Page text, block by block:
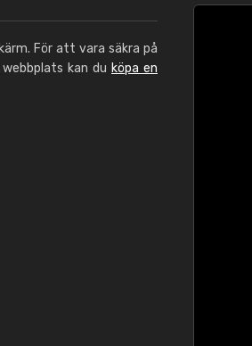
För att vara säkra på
kan du köpa en